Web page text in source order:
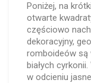
Poniżej, na
otwarte
częściowo
dekoracyjny,
romboideów są
białych
w odcieniu